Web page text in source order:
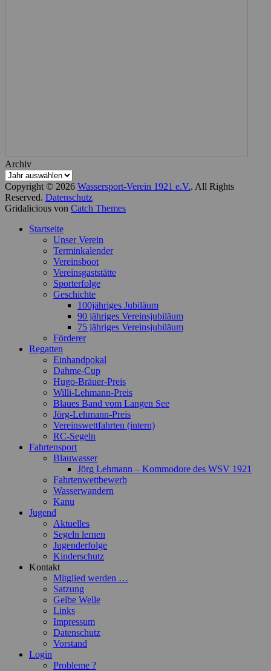
Archiv
Copyright © 2026 Wassersport-Verein 1921 e.V.. All Rights
Reserved. Datenschutz
Gridalicious von Catch Themes
oben
Startseite
Unser Verein
Terminkalender
Vereinsboot
Vereinsgaststätte
Sporterfolge
Geschichte
100jähriges Jubiläum
90 jähriges Vereinsjubiläum
75 jähriges Vereinsjubiläum
Förderer
Regatten
Einhandpokal
Dahme-Cup
Hugo-Bräuer-Preis
Willi-Lehmann-Preis
Blaues Band vom Langen See
Jörg-Lehmann-Preis
Vereinswettfahrten (intern)
RC-Segeln
Fahrtensport
Blauwasser
Jörg Lehmann – Kommodore des WSV 1921
Fahrtenwettbewerb
Wasserwandern
Kanu
Jugend
Aktuelles
Segeln lernen
Jugenderfolge
Kinderschutz
Kontakt
Mitglied werden …
Satzung
Gelbe Welle
Links
Impressum
Datenschutz
Vorstand
Login
Probleme ?